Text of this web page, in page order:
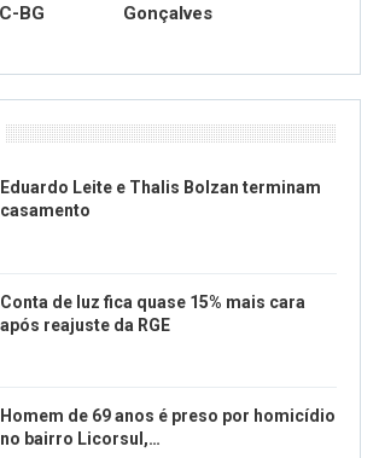
BG
Gonçalves
Eduardo Leite e Thalis Bolzan terminam
casamento
Conta de luz fica quase 15% mais cara
após reajuste da RGE
Homem de 69 anos é preso por homicídio
no bairro Licorsul,…